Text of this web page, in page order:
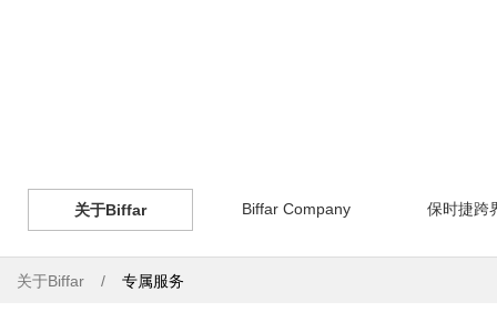
关于Biffar Biffar Company 保时捷跨
关于Biffar 专属服务